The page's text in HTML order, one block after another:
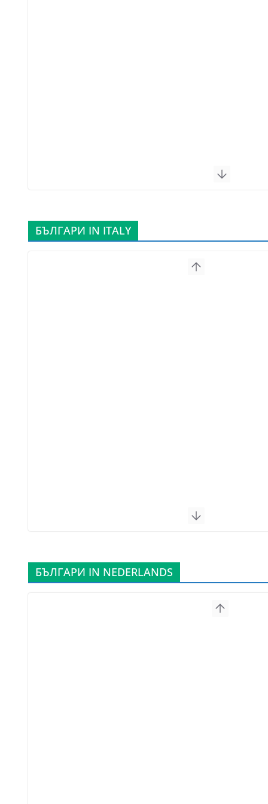
БЪЛГАРИ IN ITALY
БЪЛГАРИ IN NEDERLANDS